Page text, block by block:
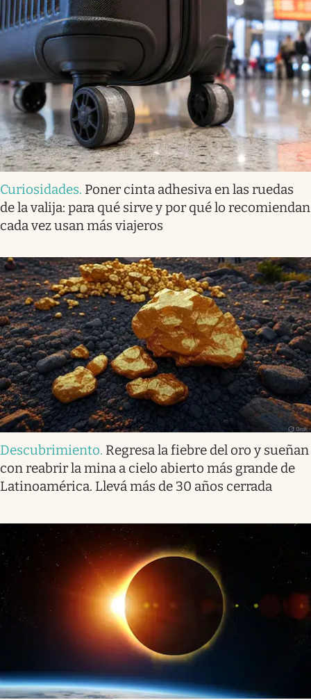
Curiosidades. Poner cinta adhesiva en las ruedas
de la valija: para qué sirve y por qué lo recomiendan
cada vez usan más viajeros
Descubrimiento. Regresa la fiebre del oro y sueñan
con reabrir la mina a cielo abierto más grande de
Latinoamérica. Llevá más de 30 años cerrada